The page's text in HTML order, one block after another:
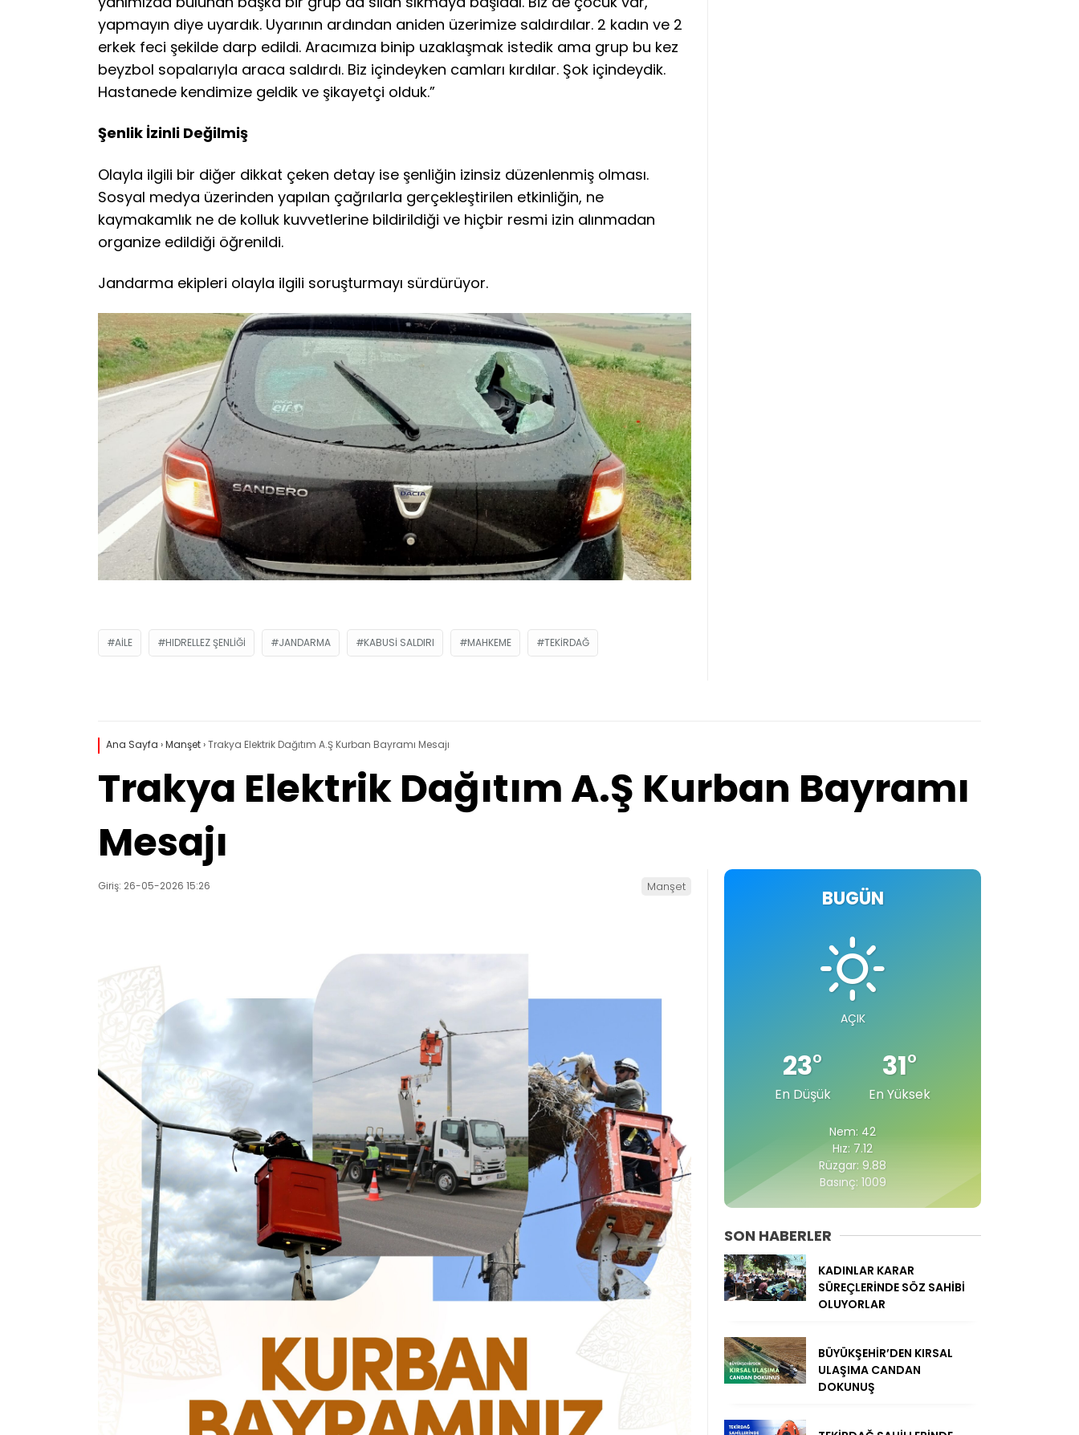
yapmayın diye uyardık. Uyarının ardından aniden üzerimize saldırdılar. 2 kadın ve 2
erkek feci şekilde darp edildi. Aracımıza binip uzaklaşmak istedik ama grup bu kez
beyzbol sopalarıyla araca saldırdı. Biz içindeyken camları kırdılar. Şok içindeydik.
Hastanede kendimize geldik ve şikayetçi olduk.”
Şenlik İzinli Değilmiş
Olayla ilgili bir diğer dikkat çeken detay ise şenliğin izinsiz düzenlenmiş olması.
Sosyal medya üzerinden yapılan çağrılarla gerçekleştirilen etkinliğin, ne
kaymakamlık ne de kolluk kuvvetlerine bildirildiği ve hiçbir resmi izin alınmadan
organize edildiği öğrenildi.
Jandarma ekipleri olayla ilgili soruşturmayı sürdürüyor.
AILE HIDRELLEZ ŞENLIĞI JANDARMA KABUSI SALDIRI MAHKEME TEKIRDAĞ
Ana Sayfa ›Manşet›Trakya Elektrik Dağıtım A.Ş Kurban Bayramı Mesajı
Trakya Elektrik Dağıtım A.Ş Kurban Bayramı
Mesajı
Giriş: 26-05-2026 15:26 Manşet BUGÜN
AÇIK
23°
En Düşük
31°
En Yüksek
Nem: 42
Hız: 7.12
Rüzgar: 9.88
Basınç: 1009
SON HABERLER
KADINLAR KARAR
SÜREÇLERİNDE SÖZ SAHİBİ
OLUYORLAR
BÜYÜKŞEHİR’DEN KIRSAL
ULAŞIMA CANDAN
DOKUNUŞ